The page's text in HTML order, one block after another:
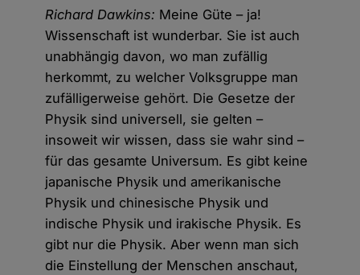
Richard Dawkins: Meine Güte – ja!
Wissenschaft ist wunderbar. Sie ist auch
unabhängig davon, wo man zufällig
herkommt, zu welcher Volksgruppe man
zufälligerweise gehört. Die Gesetze der
Physik sind universell, sie gelten –
insoweit wir wissen, dass sie wahr sind –
für das gesamte Universum. Es gibt keine
japanische Physik und amerikanische
Physik und chinesische Physik und
indische Physik und irakische Physik. Es
gibt nur die Physik. Aber wenn man sich
die Einstellung der Menschen anschaut,